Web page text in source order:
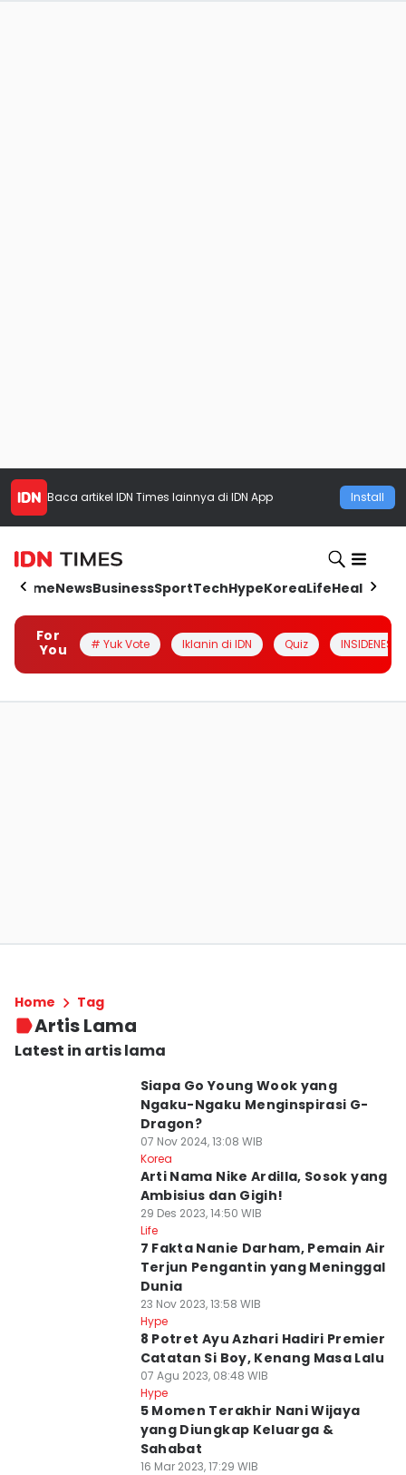
Baca artikel IDN Times lainnya di IDN App Install
HomeNewsBusinessSportTechHypeKoreaLifeHealth
For
You
# Yuk Vote Iklanin di IDN Quiz INSIDENESIA
Home Tag
Artis Lama
Latest in artis lama
Siapa Go Young Wook yang
Ngaku-Ngaku Menginspirasi G-
Dragon?
07 Nov 2024, 13:08 WIB
Korea
Arti Nama Nike Ardilla, Sosok yang
Ambisius dan Gigih!
29 Des 2023, 14:50 WIB
Life
7 Fakta Nanie Darham, Pemain Air
Terjun Pengantin yang Meninggal
Dunia
23 Nov 2023, 13:58 WIB
Hype
8 Potret Ayu Azhari Hadiri Premier
Catatan Si Boy, Kenang Masa Lalu
07 Agu 2023, 08:48 WIB
Hype
5 Momen Terakhir Nani Wijaya
yang Diungkap Keluarga &
Sahabat
16 Mar 2023, 17:29 WIB